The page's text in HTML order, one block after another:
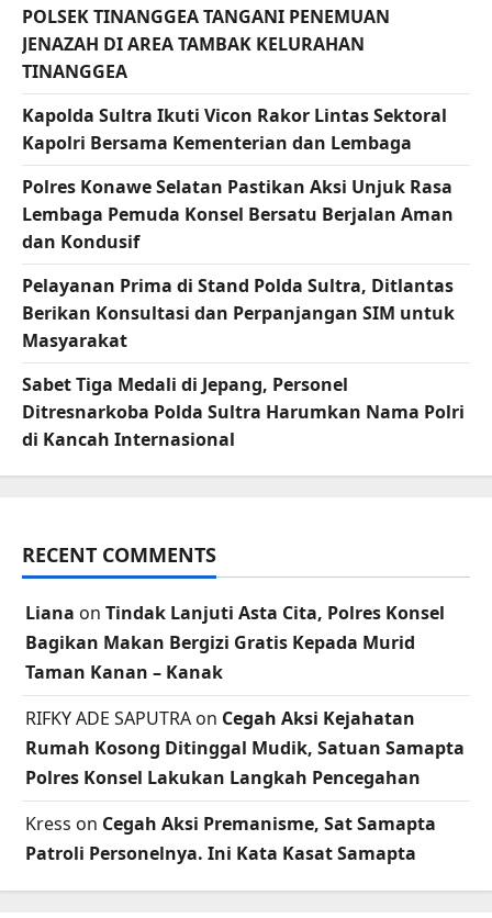
POLSEK TINANGGEA TANGANI PENEMUAN
JENAZAH DI AREA TAMBAK KELURAHAN
TINANGGEA
Kapolda Sultra Ikuti Vicon Rakor Lintas Sektoral
Kapolri Bersama Kementerian dan Lembaga
Polres Konawe Selatan Pastikan Aksi Unjuk Rasa
Lembaga Pemuda Konsel Bersatu Berjalan Aman
dan Kondusif
Pelayanan Prima di Stand Polda Sultra, Ditlantas
Berikan Konsultasi dan Perpanjangan SIM untuk
Masyarakat
Sabet Tiga Medali di Jepang, Personel
Ditresnarkoba Polda Sultra Harumkan Nama Polri
di Kancah Internasional
RECENT COMMENTS
Liana on Tindak Lanjuti Asta Cita, Polres Konsel
Bagikan Makan Bergizi Gratis Kepada Murid
Taman Kanan – Kanak
RIFKY ADE SAPUTRA on Cegah Aksi Kejahatan
Rumah Kosong Ditinggal Mudik, Satuan Samapta
Polres Konsel Lakukan Langkah Pencegahan
Kress on Cegah Aksi Premanisme, Sat Samapta
Patroli Personelnya. Ini Kata Kasat Samapta